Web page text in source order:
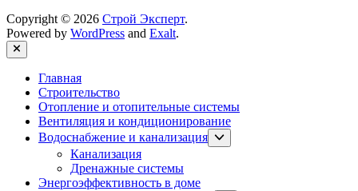
Copyright © 2026 Строй Эксперт.
Powered by WordPress and Exalt.
Close
Главная
Строительство
Отопление и отопительные системы
Вентиляция и кондиционирование
Водоснабжение и канализация
Show
sub
Канализация
Дренажные системы
Энергоэффективность в доме